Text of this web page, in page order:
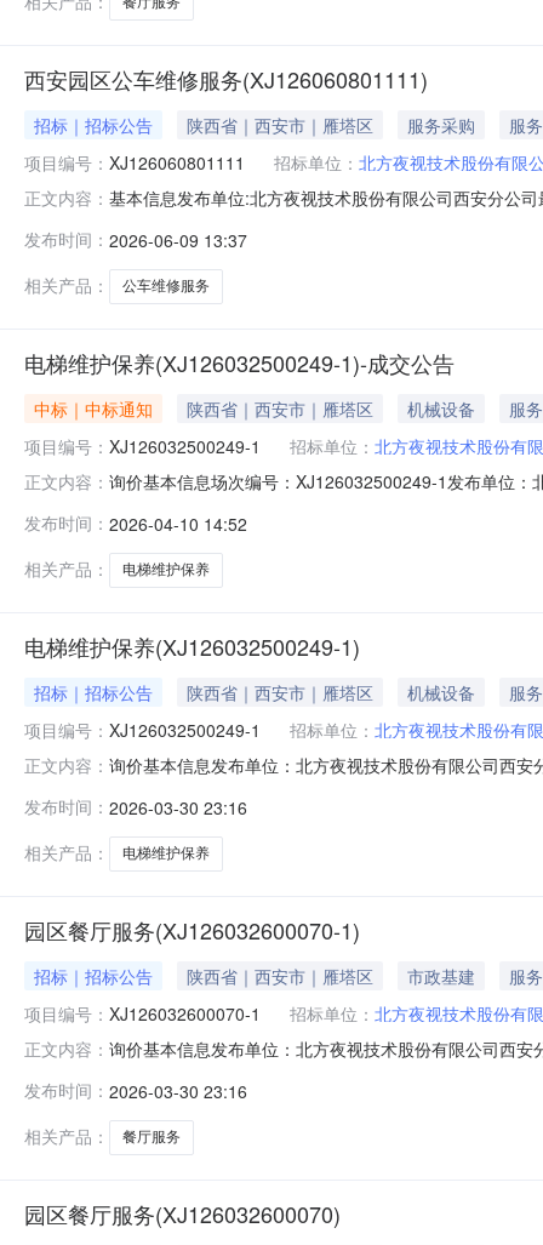
西安园区公车维修服务(XJ126060801111)
招标｜招标公告 陕西省｜西安市｜雁塔区 服务采购
服务
项目编号： XJ126060801111 招标单位： 北方夜视技术股份有限
正文内容： 基本信息发布单位:北方夜视技术股份有限公司西安分公
年；可报价时间开始时间2026-06-0909:00:00结束时间
发布时间： 2026-06-09 13:37
相关产品：
公车维修服务
电梯维护保养(XJ126032500249-1)-成交公告
中标｜中标通知 陕西省｜西安市｜雁塔区 机械设备
服务
项目编号： XJ126032500249-1 招标单位： 北方夜视技术股份有
正文内容： 询价基本信息场次编号：XJ126032500249-1发布单位
币)HT126041000371
发布时间： 2026-04-10 14:52
相关产品：
电梯维护保养
电梯维护保养(XJ126032500249-1)
招标｜招标公告 陕西省｜西安市｜雁塔区 机械设备
服务
项目编号： XJ126032500249-1 招标单位： 北方夜视技术股份有
正文内容： 询价基本信息发布单位：北方夜视技术股份有限公司西
发布时间： 2026-03-30 23:16
相关产品：
电梯维护保养
园区餐厅服务(XJ126032600070-1)
招标｜招标公告 陕西省｜西安市｜雁塔区 市政基建
服务
项目编号： XJ126032600070-1 招标单位： 北方夜视技术股份有
正文内容： 询价基本信息发布单位：北方夜视技术股份有限公司西
发布时间： 2026-03-30 23:16
相关产品：
餐厅服务
园区餐厅服务(XJ126032600070)